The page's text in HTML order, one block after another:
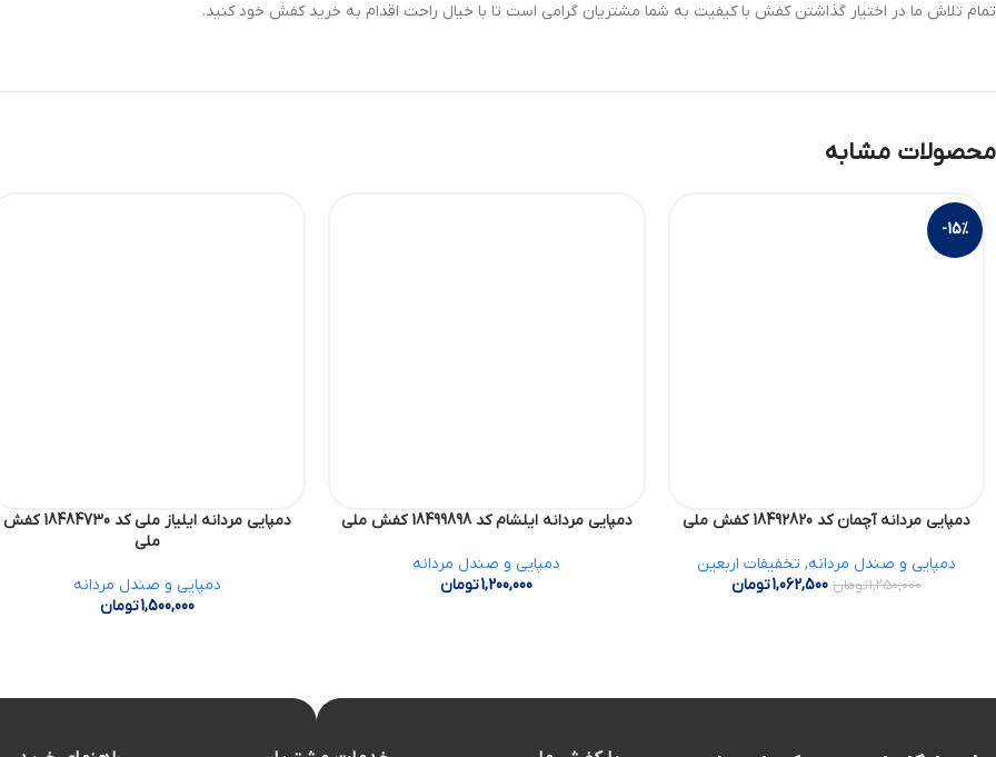
تمام تلاش ما در اختیار گذاشتن کفش با کیفیت به شما مشتریان گرامی است تا با خیال راحت اقدام به خرید کفش خود کنید.
محصولات مشابه
-15%
دمپایی مردانه آچمان کد 18492820 کفش ملی
دمپایی و صندل مردانه, تخفیفات اربعین
1,250,000تومان 1,062,500تومان
دمپایی مردانه ایلشام کد 18499898 کفش ملی
دمپایی و صندل مردانه
1,200,000تومان
دمپایی مردانه ایلیاز ملی کد 18484730 کفش
ملی
دمپایی و صندل مردانه
1,500,000تومان